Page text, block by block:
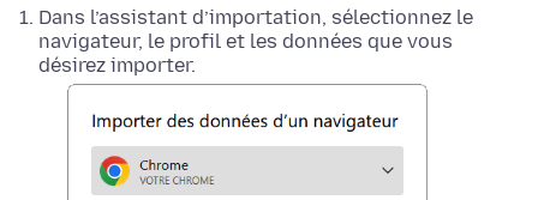
Dans l’assistant d’importation, sélectionnez le
navigateur, le profil et les données que vous
désirez importer.